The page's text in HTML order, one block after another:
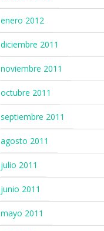
enero 2012
diciembre 2011
noviembre 2011
octubre 2011
septiembre 2011
agosto 2011
julio 2011
junio 2011
mayo 2011